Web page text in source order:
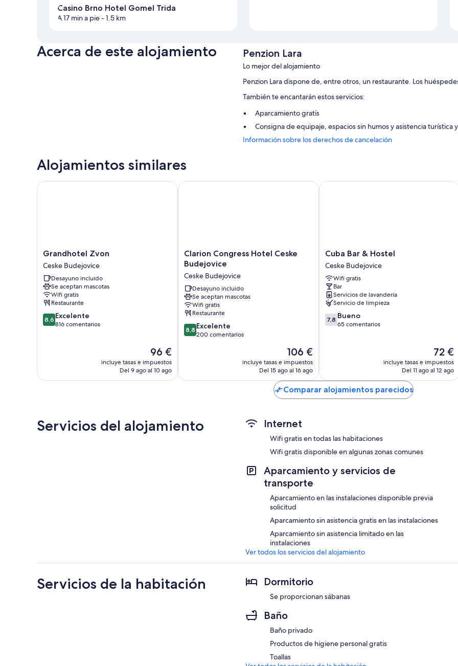
Casino Brno Hotel Gomel Trida
A 17 min a pie- 1.5 km
Acerca de este alojamiento Penzion Lara
Lo mejor del alojamiento
Penzion Lara dispone de, entre otros, un restaurante. Los
También te encantarán estos servicios:
Aparcamiento gratis
Consigna de equipaje, espacios sin humos y asistencia turística
Información sobre los derechos de cancelación
Alojamientos similares
Grandhotel
Zvon
Ceske
Budejovice
Grandhotel Zvon
Ceske Budejovice
Desayuno incluido
Se aceptan mascotas
Wifi gratis
Restaurante
8.6
sobre
8,6 Excelente
816 comentarios
El
precio
actual
96 €
incluye tasas e impuestos
Del 9 ago al 10 ago
Grandhotel Zvon
Clarion
Congress
Ceske
Budejovice
Ceske
Budejovice
Clarion Congress Hotel Ceske
Budejovice
Ceske Budejovice
Desayuno incluido
Se aceptan mascotas
Wifi gratis
Restaurante
8.8
sobre
8,8 Excelente
200 comentarios
El
precio
actual
de
106 €
106 €
incluye tasas e impuestos
Del 15 ago al 16 ago
Clarion Congress Hotel Ceske Budejovice
Cuba
Bar
&
Hostel
Ceske
Budejovice
Cuba Bar & Hostel
Ceske Budejovice
Wifi gratis
Bar
Servicios de lavandería
Servicio de limpieza
7.8
sobre
7,8 Bueno
65 comentarios
El
precio
actual
72 €
incluye tasas e impuestos
Del 11 ago al 12 ago
Cuba Bar & Hostel
Comparar alojamientos parecidos
Servicios del alojamiento Internet
Wifi gratis en todas las habitaciones
Wifi gratis disponible en algunas zonas comunes
Aparcamiento y servicios de
transporte
Aparcamiento en las instalaciones disponible previa
solicitud
Aparcamiento sin asistencia gratis en las instalaciones
Aparcamiento sin asistencia limitado en las
instalaciones
Ver todos los servicios del alojamiento
Servicios de la habitación Dormitorio
Se proporcionan sábanas
Baño
Baño privado
Productos de higiene personal gratis
Toallas